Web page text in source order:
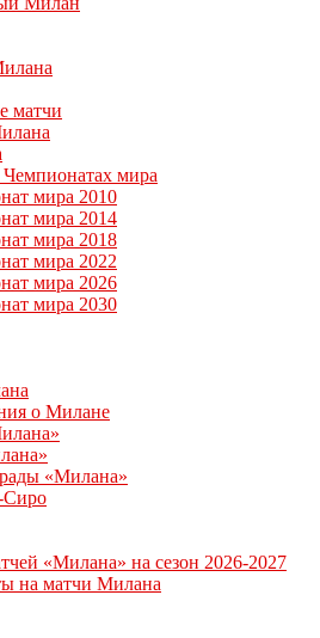
матчи
Чемпионатах мира
мира 2010
мира 2014
мира 2018
мира 2022
мира 2026
мира 2030
о Милане
«Милана»
Сиро
«Милана» на сезон 2026-2027
на матчи Милана